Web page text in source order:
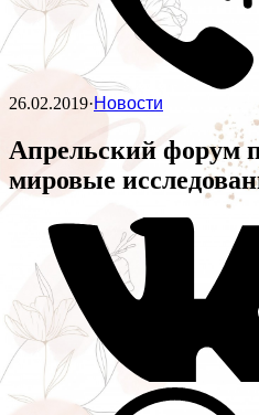
26.02.2019·Новости
Апрельский форум
мировые